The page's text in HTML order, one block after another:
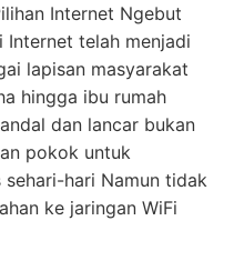
Internet Ngebut
Internet telah menjadi
lapisan masyarakat
hingga ibu rumah
dan lancar bukan
pokok untuk
hari Namun tidak
ke jaringan WiFi